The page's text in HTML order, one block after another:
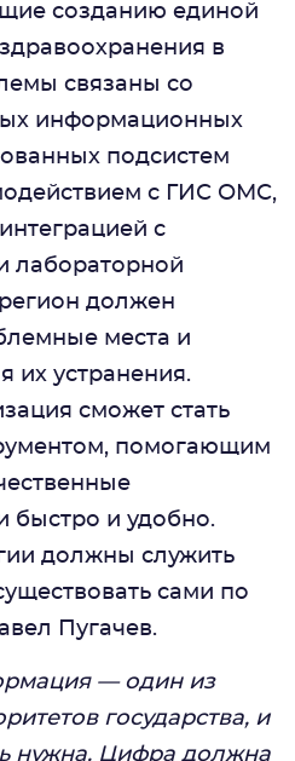
созданию единой
в
связаны со
информационных
подсистем
с ГИС ОМС,
с
лабораторной
должен
места и
их устранения.
сможет стать
помогающим
быстро и удобно.
должны служить
сами по
Пугачев.
— один из
государства, и
нужна. Цифра должна